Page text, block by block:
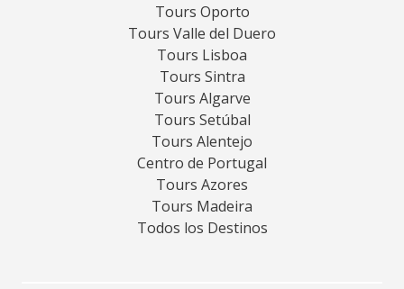
Tours Oporto
Tours Valle del Duero
Tours Lisboa
Tours Sintra
Tours Algarve
Tours Setúbal
Tours Alentejo
Centro de Portugal
Tours Azores
Tours Madeira
Todos los Destinos